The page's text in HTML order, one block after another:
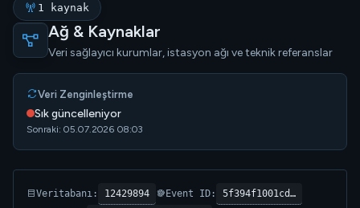
1 kaynak
Ağ & Kaynaklar
Veri sağlayıcı kurumlar, istasyon ağı ve teknik referanslar
Veri Zenginleştirme
Sık güncelleniyor
Sonraki: 05.07.2026 08:03
Veritabanı: 12429894 Event ID:
5f394f1001cd…